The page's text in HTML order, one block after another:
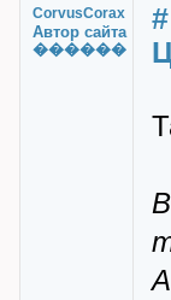
CorvusCorax
Автор сайта
������
#